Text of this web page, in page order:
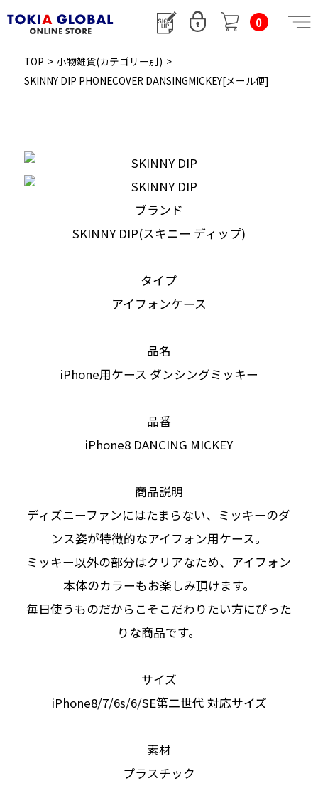
0
TOP > 小物雑貨(カテゴリー別) >
SKINNY DIP PHONECOVER DANSINGMICKEY[メール便]
ブランド
SKINNY DIP(スキニー ディップ)
タイプ
アイフォンケース
品名
iPhone用ケース ダンシングミッキー
品番
iPhone8 DANCING MICKEY
商品説明
ディズニーファンにはたまらない、ミッキーのダ
ンス姿が特徴的なアイフォン用ケース。
ミッキー以外の部分はクリアなため、アイフォン
本体のカラーもお楽しみ頂けます。
毎日使うものだからこそこだわりたい方にぴった
りな商品です。
サイズ
iPhone8/7/6s/6/SE第二世代 対応サイズ
素材
プラスチック